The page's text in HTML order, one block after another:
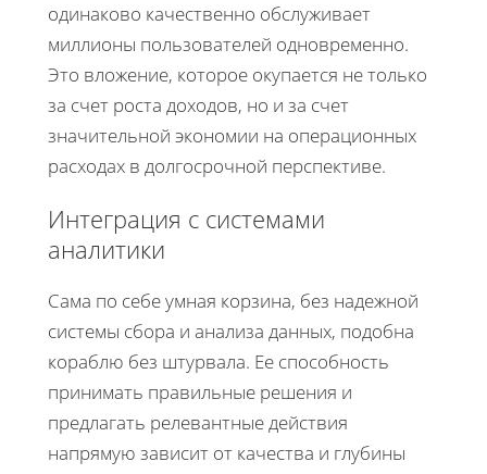
одинаково качественно обслуживает
миллионы пользователей одновременно.
Это вложение, которое окупается не только
за счет роста доходов, но и за счет
значительной экономии на операционных
расходах в долгосрочной перспективе.
Интеграция с системами
аналитики
Сама по себе умная корзина, без надежной
системы сбора и анализа данных, подобна
кораблю без штурвала. Ее способность
принимать правильные решения и
предлагать релевантные действия
напрямую зависит от качества и глубины